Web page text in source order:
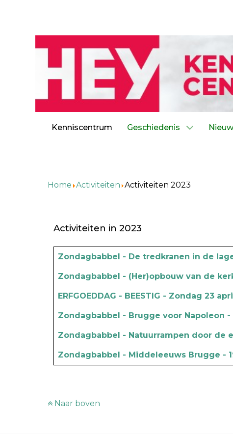
Kenniscentrum Geschiedenis
Home Activiteiten Activiteiten 2023
Activiteiten in 2023
Artikels
Titel
Zondagbabbel - De tredkranen in de
Zondagbabbel - (Her)opbouw van de
ERFGOEDDAG - BEESTIG - Zondag 23
Zondagbabbel - Brugge voor Napoleon -
Zondagbabbel - Natuurrampen door de
Zondagbabbel - Middeleeuws Brugge -
Naar boven